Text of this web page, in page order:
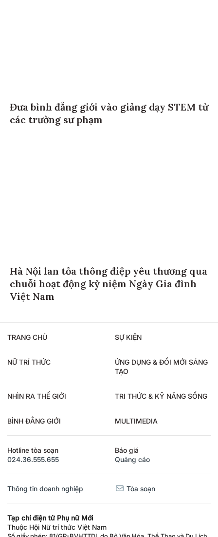
Đưa bình đẳng giới vào giảng dạy STEM từ
các trường sư phạm
Hà Nội lan tỏa thông điệp yêu thương qua
chuỗi hoạt động kỷ niệm Ngày Gia đình
Việt Nam
TRANG CHỦ SỰ KIỆN
NỮ TRÍ THỨC
ỨNG DỤNG & ĐỔI MỚI SÁNG
TẠO
NHÌN RA THẾ GIỚI TRI THỨC & KỸ NĂNG SỐNG
BÌNH ĐẲNG GIỚI MULTIMEDIA
Hotline tòa soạn
024.36.555.655
Báo giá
Quảng cáo
Thông tin doanh nghiệp Tòa soạn
Tạp chí điện tử Phụ nữ Mới
Thuộc Hội Nữ trí thức Việt Nam